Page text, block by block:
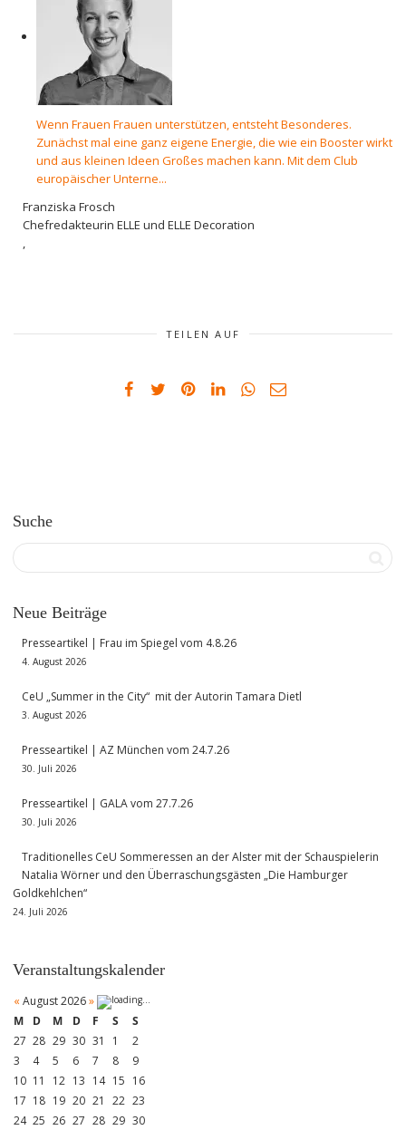
Wenn Frauen Frauen unterstützen, entsteht Besonderes.
Zunächst mal eine ganz eigene Energie, die wie ein Booster wirkt
und aus kleinen Ideen Großes machen kann. Mit dem Club
europäischer Unterne...
Franziska Frosch
Chefredakteurin ELLE und ELLE Decoration
,
TEILEN AUF
Suche
Neue Beiträge
Presseartikel | Frau im Spiegel vom 4.8.26
4. August 2026
CeU „Summer in the City“ mit der Autorin Tamara Dietl
3. August 2026
Presseartikel | AZ München vom 24.7.26
30. Juli 2026
Presseartikel | GALA vom 27.7.26
30. Juli 2026
Traditionelles CeU Sommeressen an der Alster mit der Schauspielerin
Natalia Wörner und den Überraschungsgästen „Die Hamburger
Goldkehlchen“
24. Juli 2026
Veranstaltungskalender
« August 2026»
M
D M D F S
S
27 28 29 30 31 1
2
3
4 5 6 7 8
9
10 11 12 13 14 15 16
17 18 19 20 21 22 23
24 25 26 27 28 29 30